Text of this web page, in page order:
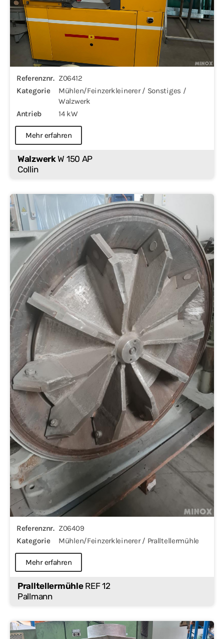
Referenznr. Z06412
Kategorie
Mühlen/Feinzerkleinerer / Sonstiges /
Walzwerk
Antrieb
14 kW
Mehr erfahren
WalzwerkW 150 AP
Collin
Referenznr. Z06409
Kategorie
Mühlen/Feinzerkleinerer / Pralltellermühle
Mehr erfahren
PralltellermühleREF 12
Pallmann